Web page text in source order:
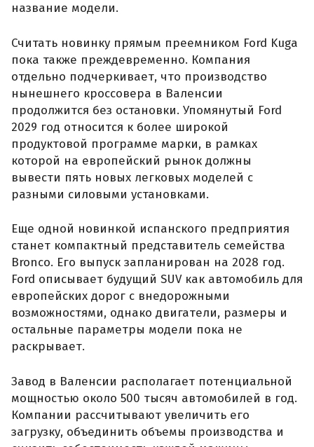
название модели.
Считать новинку прямым преемником Ford Kuga
пока также преждевременно. Компания
отдельно подчеркивает, что производство
нынешнего кроссовера в Валенсии
продолжится без остановки. Упомянутый Ford
2029 год относится к более широкой
продуктовой программе марки, в рамках
которой на европейский рынок должны
вывести пять новых легковых моделей с
разными силовыми установками.
Еще одной новинкой испанского предприятия
станет компактный представитель семейства
Bronco. Его выпуск запланирован на 2028 год.
Ford описывает будущий SUV как автомобиль для
европейских дорог с внедорожными
возможностями, однако двигатели, размеры и
остальные параметры модели пока не
раскрывает.
Завод в Валенсии располагает потенциальной
мощностью около 500 тысяч автомобилей в год.
Компании рассчитывают увеличить его
загрузку, объединить объемы производства и